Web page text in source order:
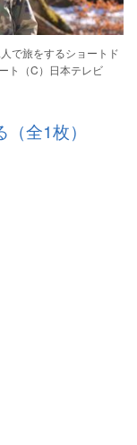
で旅をするショートド
ト（C）日本テレビ
全1枚）